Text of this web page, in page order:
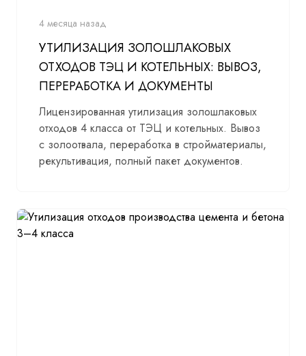
4 месяца назад
УТИЛИЗАЦИЯ ЗОЛОШЛАКОВЫХ
ОТХОДОВ ТЭЦ И КОТЕЛЬНЫХ: ВЫВОЗ,
ПЕРЕРАБОТКА И ДОКУМЕНТЫ
Лицензированная утилизация золошлаковых
отходов 4 класса от ТЭЦ и котельных. Вывоз
с золоотвала, переработка в стройматериалы,
рекультивация, полный пакет документов.